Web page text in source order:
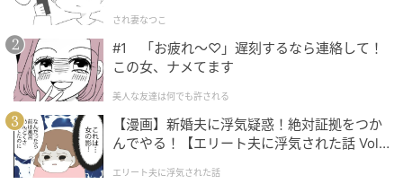
窓口で仕事をしていると、「暗証番号は絶対合ってい
ます」という言葉を本当によく耳にします。
もちろん、中には暗証番号そのものを忘れてしまった
ケースもあります。
ですが実際には、別口座の暗証番号と混同していた
り、家族名義のカードと勘違いしていたり、古いカー
され妻なつこ
#1 「お疲れ〜♡」遅刻するなら連絡して！
この女、ナメてます
美人な友達は何でも許される
【漫画】新婚夫に浮気疑惑！絶対証拠をつか
んでやる！【エリート夫に浮気された話 Vol.
エリート夫に浮気された話